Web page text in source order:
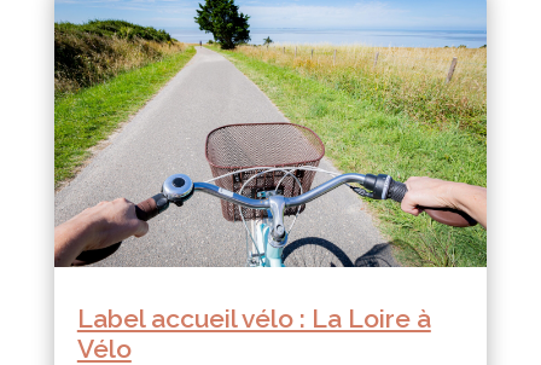
Label accueil vélo : La Loire à
Vélo